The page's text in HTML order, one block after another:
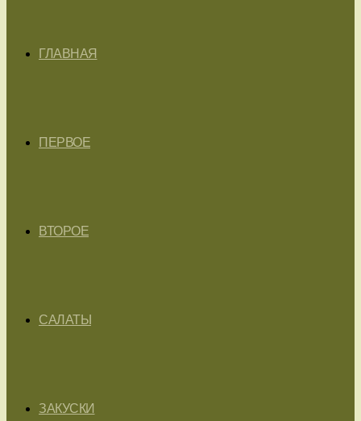
ГЛАВНАЯ
ПЕРВОЕ
ВТОРОЕ
САЛАТЫ
ЗАКУСКИ